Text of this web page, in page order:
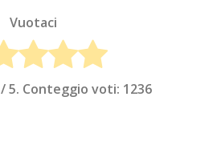
Vuotaci
/ 5. Conteggio voti: 1236